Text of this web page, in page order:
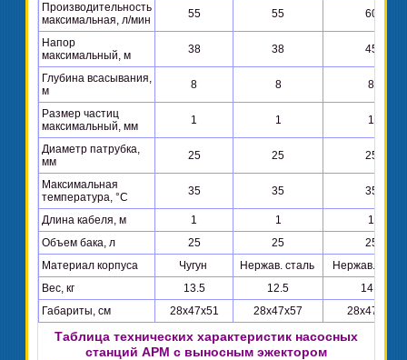
Производительность
максимальная, л/мин
55 55 60
Напор
максимальный, м
38 38 45
Глубина всасывания,
м
8 8 8
Размер частиц
максимальный, мм
1 1 1
Диаметр патрубка,
мм
25 25 25
Максимальная
температура, °C
35 35 35
Длина кабеля, м 1 1
1
Объем бака, л
25 25
25
Материал корпуса
Чугун Нержав. сталь
Нержав.
Вес, кг
13.5 12.5
14.5
Габариты, см
28x47x51 28x47x57 28x47x51
Таблица технических характеристик насосных
станций APM с выносным эжектором